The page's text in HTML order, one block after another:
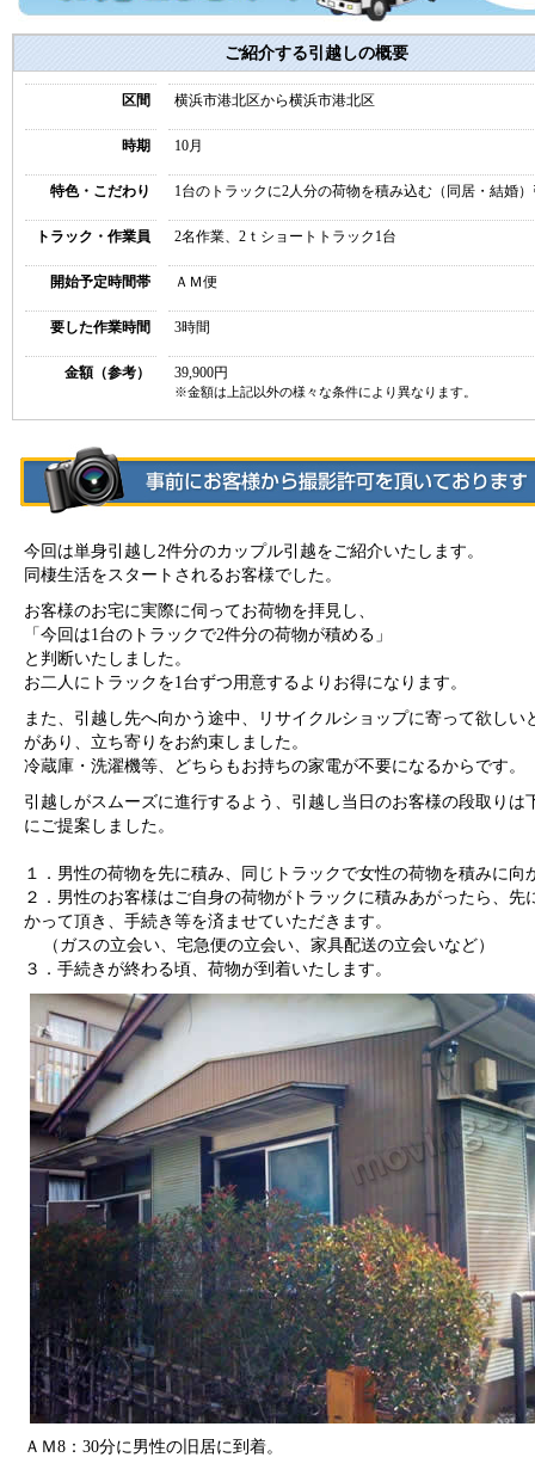
ご紹介する引越しの概要
区間 横浜市港北区から横浜市港北区
時期 10月
特色・こだわり 1台のトラックに2人分の荷物を積み込む（同居・結婚
トラック・作業員 2名作業、2ｔショートトラック1台
開始予定時間帯 ＡＭ便
要した作業時間 3時間
金額（参考） 39,900円
※金額は上記以外の様々な条件により異なります。
今回は単身引越し2件分のカップル引越をご紹介いたします。
同棲生活をスタートされるお客様でした。
お客様のお宅に実際に伺ってお荷物を拝見し、
「今回は1台のトラックで2件分の荷物が積める」
と判断いたしました。
お二人にトラックを1台ずつ用意するよりお得になります。
また、引越し先へ向かう途中、リサイクルショップに寄って欲しい
があり、立ち寄りをお約束しました。
冷蔵庫・洗濯機等、どちらもお持ちの家電が不要になるからです。
引越しがスムーズに進行するよう、引越し当日のお客様の段取りは
にご提案しました。
１．男性の荷物を先に積み、同じトラックで女性の荷物を積みに向
２．男性のお客様はご自身の荷物がトラックに積みあがったら、先
かって頂き、手続き等を済ませていただきます。
（ガスの立会い、宅急便の立会い、家具配送の立会いなど）
３．手続きが終わる頃、荷物が到着いたします。
ＡＭ8：30分に男性の旧居に到着。